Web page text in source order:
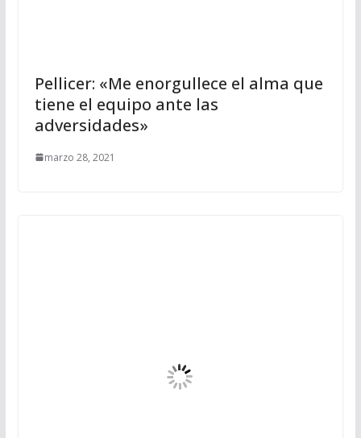
Pellicer: «Me enorgullece el alma que
tiene el equipo ante las
adversidades»
marzo 28, 2021